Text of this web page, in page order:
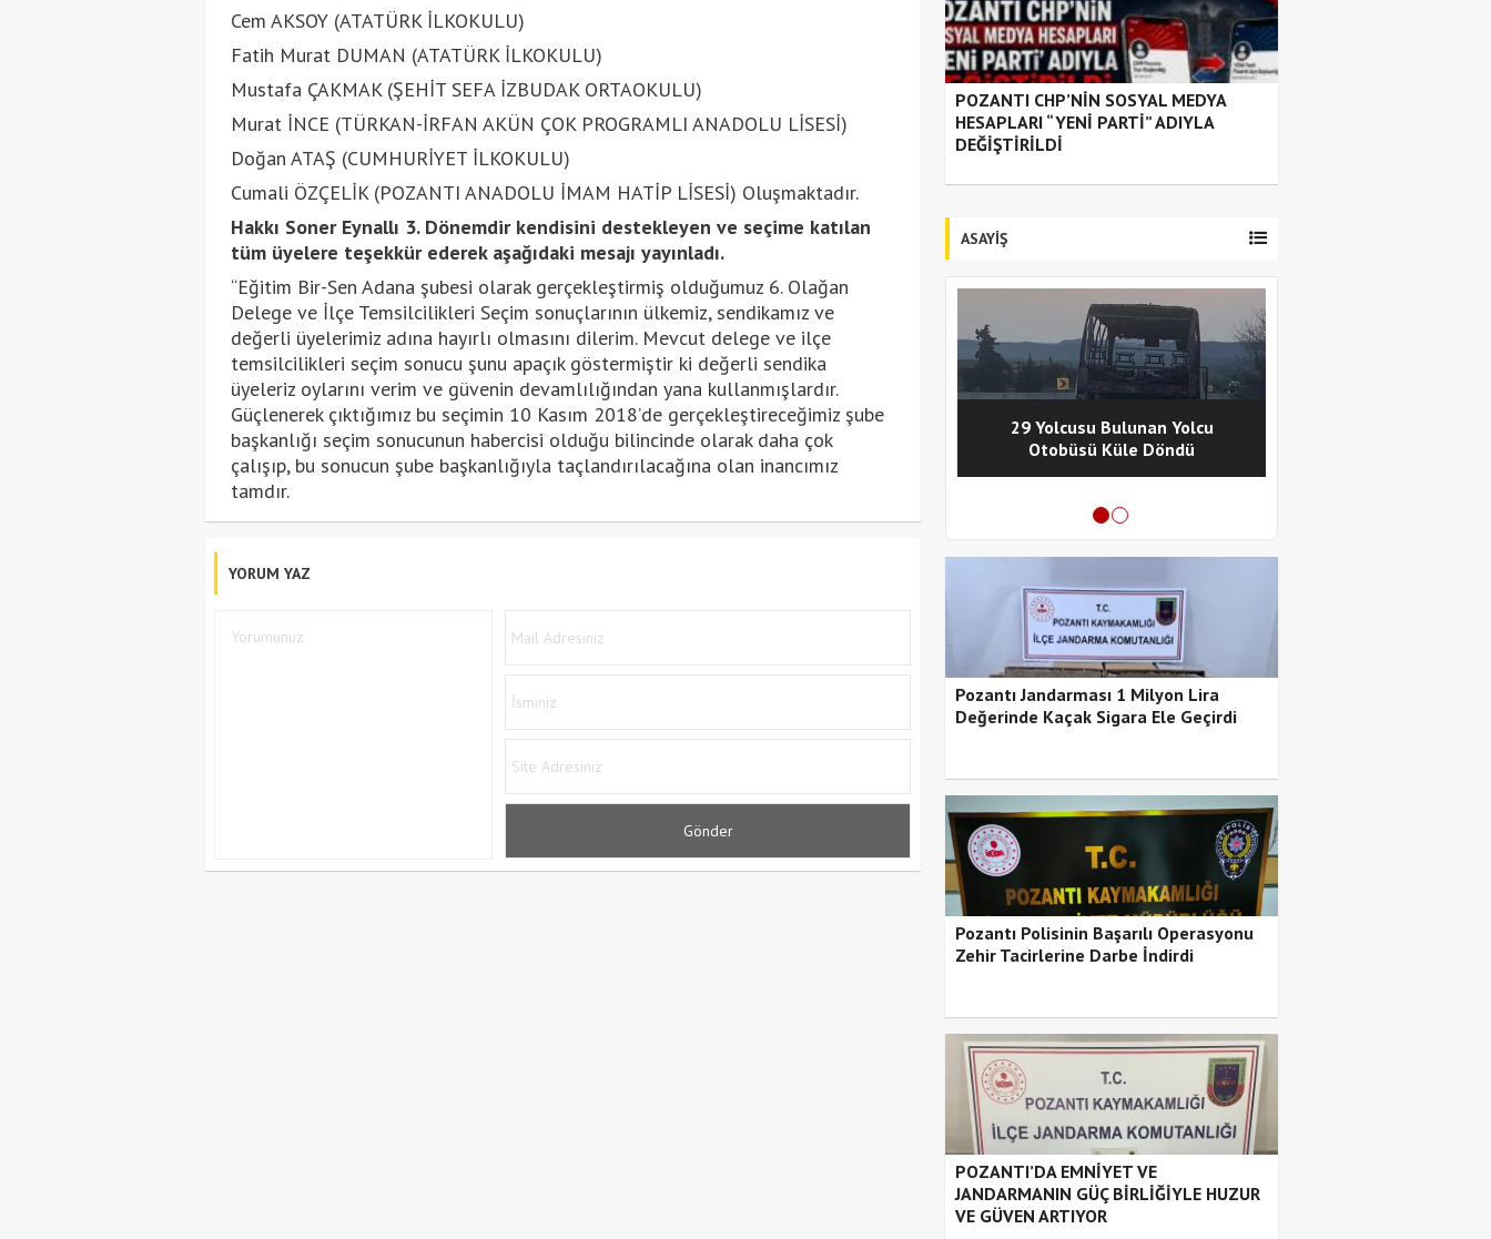
Cem AKSOY (ATATÜRK İLKOKULU)
Fatih Murat DUMAN (ATATÜRK İLKOKULU)
Mustafa ÇAKMAK (ŞEHİT SEFA İZBUDAK ORTAOKULU)
Murat İNCE (TÜRKAN-İRFAN AKÜN ÇOK PROGRAMLI ANADOLU LİSESİ)
Doğan ATAŞ (CUMHURİYET İLKOKULU)
Cumali ÖZÇELİK (POZANTI ANADOLU İMAM HATİP LİSESİ) Oluşmaktadır.
Hakkı Soner Eynallı 3. Dönemdir kendisini destekleyen ve seçime katılan
tüm üyelere teşekkür ederek aşağıdaki mesajı yayınladı.
“Eğitim Bir-Sen Adana şubesi olarak gerçekleştirmiş olduğumuz 6. Olağan
Delege ve İlçe Temsilcilikleri Seçim sonuçlarının ülkemiz, sendikamız ve
değerli üyelerimiz adına hayırlı olmasını dilerim. Mevcut delege ve ilçe
temsilcilikleri seçim sonucu şunu apaçık göstermiştir ki değerli sendika
üyeleriz oylarını verim ve güvenin devamlılığından yana kullanmışlardır.
Güçlenerek çıktığımız bu seçimin 10 Kasım 2018’de gerçekleştireceğimiz şube
başkanlığı seçim sonucunun habercisi olduğu bilincinde olarak daha çok
çalışıp, bu sonucun şube başkanlığıyla taçlandırılacağına olan inancımız
tamdır.
YORUM YAZ
POZANTI CHP’NİN SOSYAL MEDYA
HESAPLARI “YENİ PARTİ” ADIYLA
DEĞİŞTİRİLDİ
ASAYİŞ
29 Yolcusu Bulunan Yolcu
Otobüsü Küle Döndü
Pozantı Jandarması 1 Milyon Lira
Değerinde Kaçak Sigara Ele Geçirdi
Pozantı Polisinin Başarılı Operasyonu
Zehir Tacirlerine Darbe İndirdi
POZANTI’DA EMNİYET VE
JANDARMANIN GÜÇ BİRLİĞİYLE HUZUR
VE GÜVEN ARTIYOR